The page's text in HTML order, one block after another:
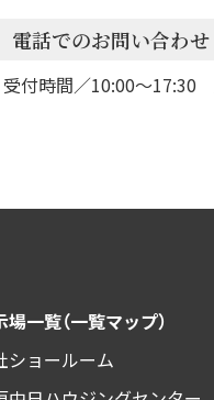
電話でのお問い合わせ
受付時間／10:00～17:30
場一覧（一覧マップ）
ショールーム